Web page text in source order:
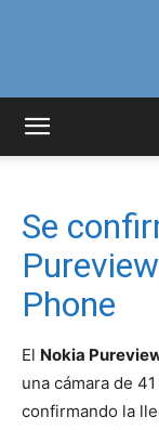
Se
Phone
El Nokia
una cámara de
confirmando la